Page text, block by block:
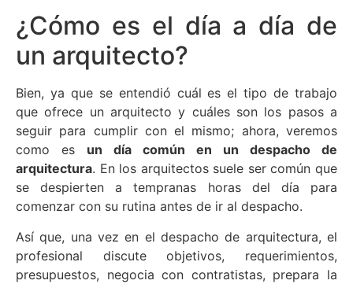
¿Cómo es el día a día de
un arquitecto?
Bien, ya que se entendió cuál es el tipo de trabajo
que ofrece un arquitecto y cuáles son los pasos a
seguir para cumplir con el mismo; ahora, veremos
como es un día común en un despacho de
arquitectura. En los arquitectos suele ser común que
se despierten a tempranas horas del día para
comenzar con su rutina antes de ir al despacho.
Así que, una vez en el despacho de arquitectura, el
profesional discute objetivos, requerimientos,
presupuestos, negocia con contratistas, prepara la